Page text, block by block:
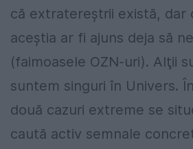
că extratereştrii există, dar
aceştia ar fi ajuns deja să
(faimoasele OZN-uri). Alţii
suntem singuri în Univers.
două cazuri extreme se
caută activ semnale